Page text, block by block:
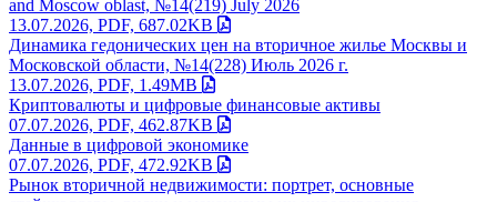
and Moscow oblast, №14(219) July 2026
13.07.2026, PDF, 687.02KB
Динамика гедонических цен на вторичное жилье Москвы и
Московской области, №14(228) Июль 2026 г.
13.07.2026, PDF, 1.49MB
Криптовалюты и цифровые финансовые активы
07.07.2026, PDF, 462.87KB
Данные в цифровой экономике
07.07.2026, PDF, 472.92KB
Рынок вторичной недвижимости: портрет, основные